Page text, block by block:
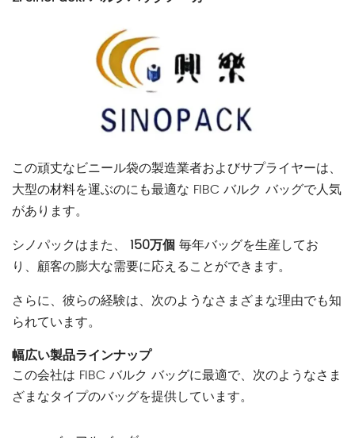
この頑丈なビニール袋の製造業者およびサプライヤーは、
大型の材料を運ぶのにも最適な FIBC バルク バッグで人気
があります。
シノパックはまた、
150万個 毎年バッグを生産してお
り、顧客の膨大な需要に応えることができます。
さらに、彼らの経験は、次のようなさまざまな理由でも知
られています。
幅広い製品ラインナップ
この会社は FIBC バルク バッグに最適で、次のようなさま
ざまなタイプのバッグを提供しています。